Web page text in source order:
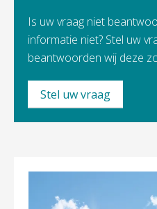
Is uw vraag niet
informatie niet? Stel uw
beantwoorden wij deze
Stel uw vraag